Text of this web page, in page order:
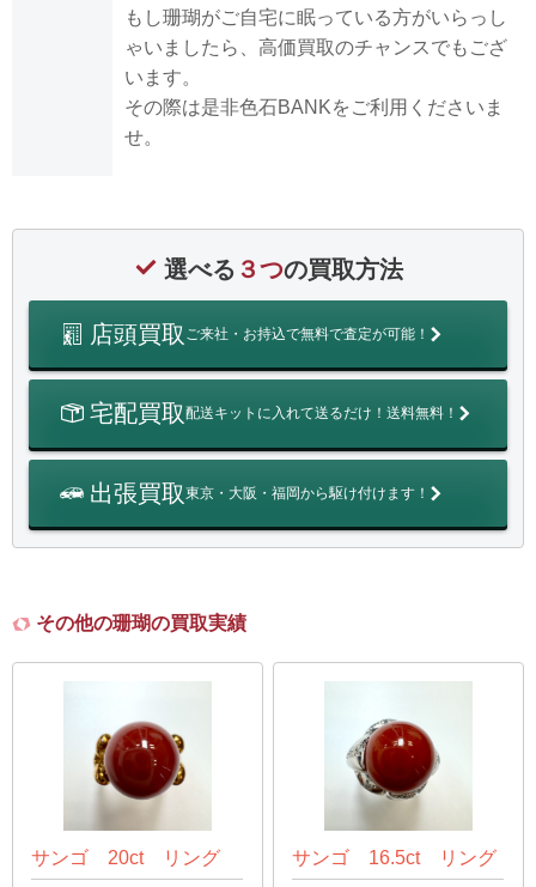
もし珊瑚がご自宅に眠っている方がいらっし
ゃいましたら、高価買取のチャンスでもござ
います。
その際は是非色石BANKをご利用くださいま
せ。
選べる ３つの買取方法
店頭買取 ご来社・お持込で無料で査定が可能！
宅配買取配送キットに入れて送るだけ！送料無料！
出張買取東京・大阪・福岡から駆け付けます！
その他の珊瑚の買取実績
サンゴ 20ct リング サンゴ 16.5ct リング